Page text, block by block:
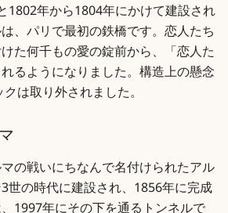
1802年から1804年にかけて建設され
、パリで最初の鉄橋です。恋人たち
た何千もの愛の錠前から、「恋人た
るようになりました。構造上の懸念
は取り外されました。
の戦いにちなんで名付けられたアル
世の時代に建設され、1856年に完成